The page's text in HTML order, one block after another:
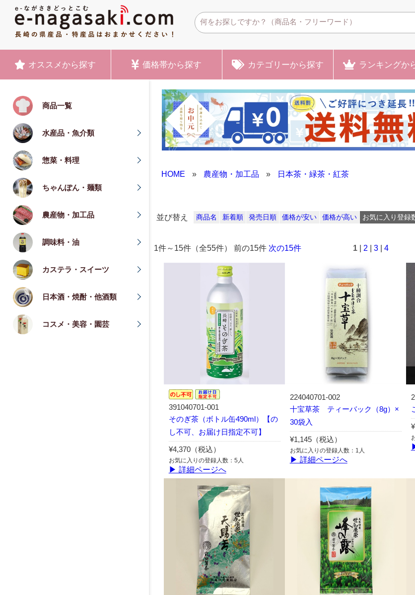
オススメ から探す 価格帯から探す カテゴリーから探す ランキングか
商品一覧
水産品・魚介類
惣菜・料理
ちゃんぽん・麺類
農産物・加工品
調味料・油
カステラ・スイーツ
日本酒・焼酎・他酒類
コスメ・美容・園芸
HOME » 農産物・加工品 » 日本茶・緑茶・紅茶
並び替え 商品名 新着順 発売日順 価格が安い 価格が高い お気に入り登録
1件～15件（全55件） 前の15件 次の15件 1 2 3 4
391040701-001
そのぎ茶（ボトル缶490ml）【の
し不可、お届け日指定不可】
¥4,370（税込）
お気に入りの登録人数：5人
▶ 詳細ページへ
224040701-002
十宝草茶 ティーバック（8g）×
30袋入
¥1,145（税込）
お気に入りの登録人数：1人
▶ 詳細ページへ